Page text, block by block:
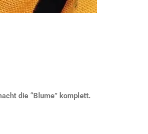
die “Blume” komplett.